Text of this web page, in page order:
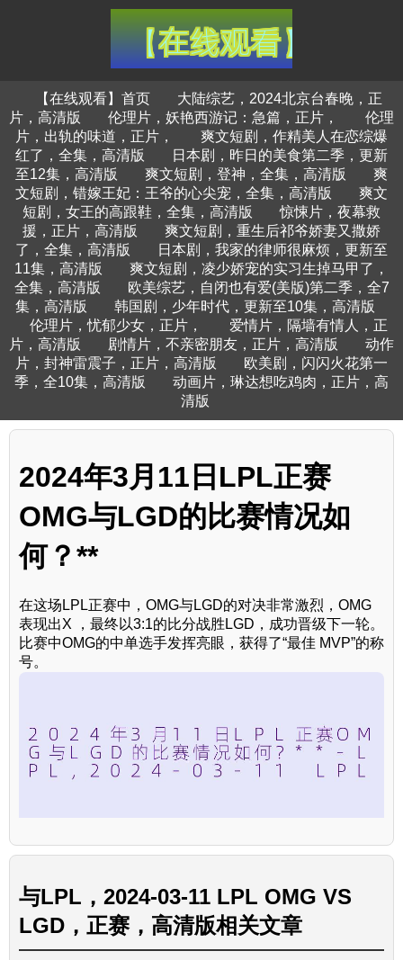
【在线观看】首页
大陆综艺，2024北京台春晚，正
片，高清版
伦理片，妖艳西游记：急篇，正片，
伦理
片，出轨的味道，正片，
爽文短剧，作精美人在恋综爆
红了，全集，高清版
日本剧，昨日的美食第二季，更新
至12集，高清版
爽文短剧，登神，全集，高清版
爽
文短剧，错嫁王妃：王爷的心尖宠，全集，高清版
爽文
短剧，女王的高跟鞋，全集，高清版
惊悚片，夜幕救
援，正片，高清版
爽文短剧，重生后祁爷娇妻又撒娇
了，全集，高清版
日本剧，我家的律师很麻烦，更新至
11集，高清版
爽文短剧，凌少娇宠的实习生掉马甲了，
全集，高清版
欧美综艺，自闭也有爱(美版)第二季，全7
集，高清版
韩国剧，少年时代，更新至10集，高清版
伦理片，忧郁少女，正片，
爱情片，隔墙有情人，正
片，高清版
剧情片，不亲密朋友，正片，高清版
动作
片，封神雷震子，正片，高清版
欧美剧，闪闪火花第一
季，全10集，高清版
动画片，琳达想吃鸡肉，正片，高
清版
2024年3月11日LPL正赛
OMG与LGD的比赛情况如
何？**
在这场LPL正赛中，OMG与LGD的对决非常激烈，OMG
表现出X ，最终以3:1的比分战胜LGD，成功晋级下一轮。
比赛中OMG的中单选手发挥亮眼，获得了“最佳 MVP”的称
号。
与LPL，2024-03-11 LPL OMG VS
LGD，正赛，高清版相关文章